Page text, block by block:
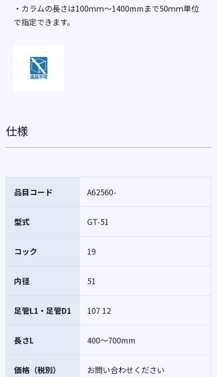
・カラムの長さは100ｍｍ～1400mmまで50ｍｍ単位
で指定できます。
仕様
品目コード A62560-
型式 GT-51
コック 19
内径 51
足管L1・足管D1 107 12
長さL 400～700mm
価格（税別） お問い合わせください